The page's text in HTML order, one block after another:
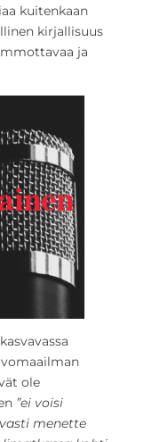
kuitenkaan
kirjallisuus
ja
ole
”ei voisi
menette